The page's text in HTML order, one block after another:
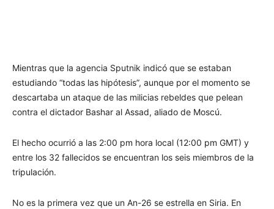
Mientras que la agencia Sputnik indicó que se estaban
estudiando “todas las hipótesis”, aunque por el momento se
descartaba un ataque de las milicias rebeldes que pelean
contra el dictador Bashar al Assad, aliado de Moscú.
El hecho ocurrió a las 2:00 pm hora local (12:00 pm GMT) y
entre los 32 fallecidos se encuentran los seis miembros de la
tripulación.
No es la primera vez que un An-26 se estrella en Siria. En